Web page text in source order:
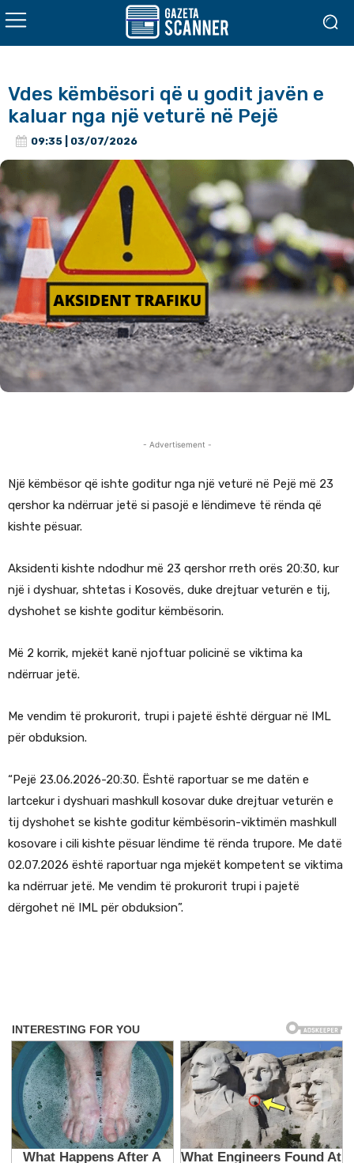
Vdes këmbësori që u godit javën e
kaluar nga një veturë në Pejë
09:35 | 03/07/2026
- Advertisement -
Një këmbësor që ishte goditur nga një veturë në Pejë më 23
qershor ka ndërruar jetë si pasojë e lëndimeve të rënda që
kishte pësuar.
Aksidenti kishte ndodhur më 23 qershor rreth orës 20:30, kur
një i dyshuar, shtetas i Kosovës, duke drejtuar veturën e tij,
dyshohet se kishte goditur këmbësorin.
Më 2 korrik, mjekët kanë njoftuar policinë se viktima ka
ndërruar jetë.
Me vendim të prokurorit, trupi i pajetë është dërguar në IML
për obduksion.
“Pejë 23.06.2026-20:30. Është raportuar se me datën e
lartcekur i dyshuari mashkull kosovar duke drejtuar veturën e
tij dyshohet se kishte goditur këmbësorin-viktimën mashkull
kosovare i cili kishte pësuar lëndime të rënda trupore. Me datë
02.07.2026 është raportuar nga mjekët kompetent se viktima
ka ndërruar jetë. Me vendim të prokurorit trupi i pajetë
dërgohet në IML për obduksion”.